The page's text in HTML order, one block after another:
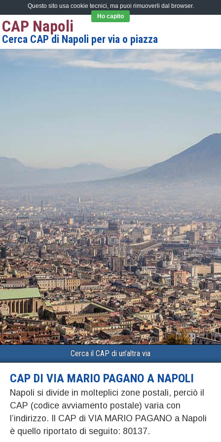
CAP Napoli
Cerca CAP di Napoli per via o piazza
Cerca il CAP di un’altra via
CAP DI VIA MARIO PAGANO A NAPOLI
Napoli si divide in molteplici zone postali, perciò il
CAP (codice avviamento postale) varia con
l’indirizzo. Il CAP di VIA MARIO PAGANO a Napoli
è quello riportato di seguito: 80137.
Questo sito usa cookie tecnici, ma puoi rimuoverli dal browser.
Ho capito